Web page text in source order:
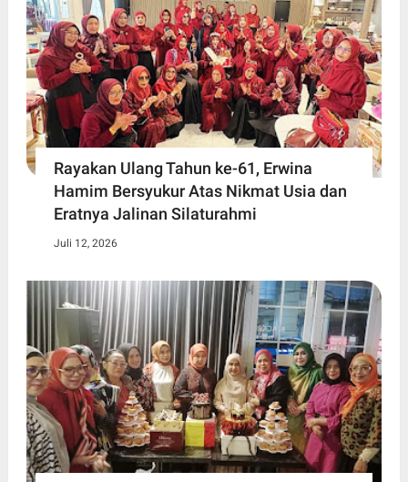
Rayakan Ulang Tahun ke-61, Erwina
Hamim Bersyukur Atas Nikmat Usia dan
Eratnya Jalinan Silaturahmi
Juli 12, 2026